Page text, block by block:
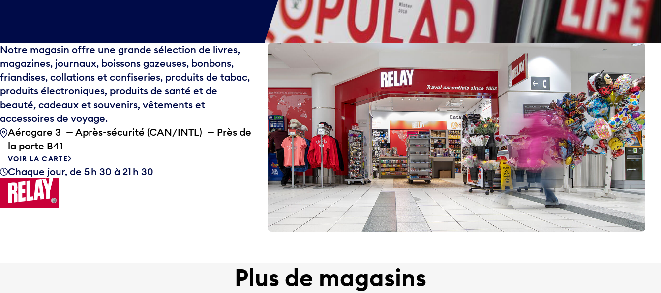
Notre magasin offre une grande sélection de livres,
magazines, journaux, boissons gazeuses, bonbons,
friandises, collations et confiseries, produits de tabac,
produits électroniques, produits de santé et de
beauté, cadeaux et souvenirs, vêtements et
accessoires de voyage.
Aérogare 3 — Après-sécurité (CAN/INTL) — Près de
la porte B41
VOIR LA CARTE
Chaque jour, de 5 h 30 à 21 h 30
Plus de magasins